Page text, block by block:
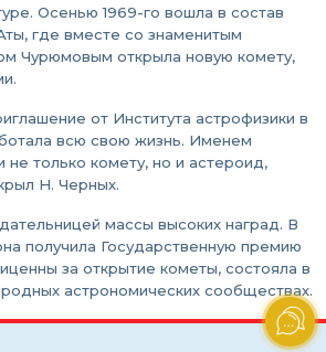
Осенью 1969-го вошла в состав
где вместе со знаменитым
Чурюмовым открыла новую комету,
от Института астрофизики в
всю свою жизнь. Именем
не только комету, но и астероид,
Н. Черных.
массы высоких наград. В
получила Государственную премию
за открытие кометы, состояла в
астрономических сообществах.